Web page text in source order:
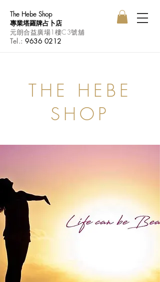
The Hebe Shop
專業塔羅牌占卜店
元朗合益廣場1樓C3號舖
Tel.:9636 0212
THE HEBE
SHOP